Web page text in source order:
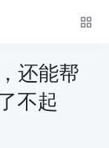
还能帮
不起